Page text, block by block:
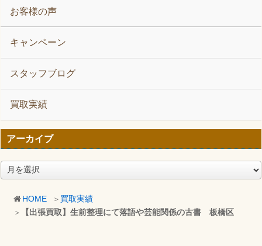
HOME
買取実績
【出張買取】生前整理にて落語や芸能関係の古書 板橋区
お客様の声
キャンペーン
スタッフブログ
買取実績
アーカイブ
ア
ー